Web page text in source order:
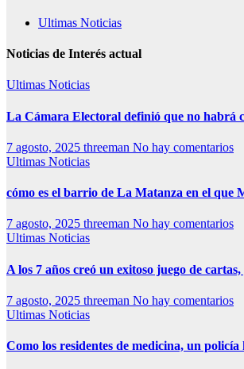
Ultimas Noticias
Noticias de Interés actual
Ultimas Noticias
La Cámara Electoral definió que no habrá
7 agosto, 2025 threeman No hay comentarios
Ultimas Noticias
cómo es el barrio de La Matanza en el que
7 agosto, 2025 threeman No hay comentarios
Ultimas Noticias
A los 7 años creó un exitoso juego de
7 agosto, 2025 threeman No hay comentarios
Ultimas Noticias
Como los residentes de medicina, un